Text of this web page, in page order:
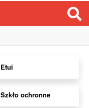
Etui
Szkło ochronne